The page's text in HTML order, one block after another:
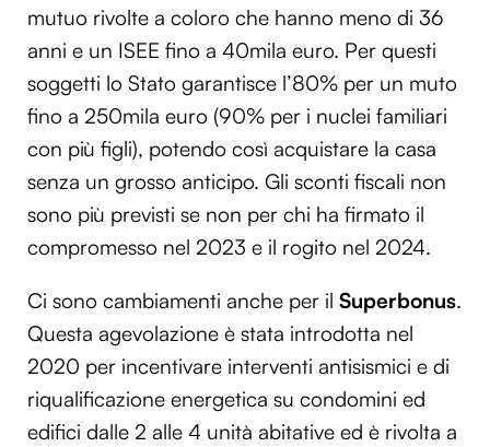
mutuo rivolte a coloro che hanno meno di 36
anni e un ISEE fino a 40mila euro. Per questi
soggetti lo Stato garantisce l’80% per un muto
fino a 250mila euro (90% per i nuclei familiari
con più figli), potendo così acquistare la casa
senza un grosso anticipo. Gli sconti fiscali non
sono più previsti se non per chi ha firmato il
compromesso nel 2023 e il rogito nel 2024.
Ci sono cambiamenti anche per il Superbonus.
Questa agevolazione è stata introdotta nel
2020 per incentivare interventi antisismici e di
riqualificazione energetica su condomini ed
edifici dalle 2 alle 4 unità abitative ed è rivolta a